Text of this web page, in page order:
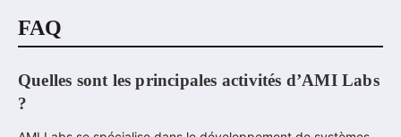
FAQ
Quelles sont les principales activités d’AMI Labs
?